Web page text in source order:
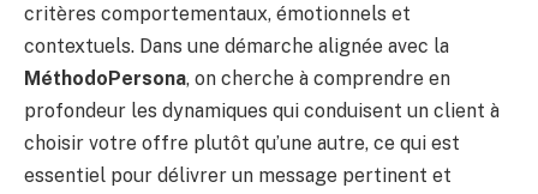
critères comportementaux, émotionnels et
contextuels. Dans une démarche alignée avec la
MéthodoPersona, on cherche à comprendre en
profondeur les dynamiques qui conduisent un client à
choisir votre offre plutôt qu’une autre, ce qui est
essentiel pour délivrer un message pertinent et